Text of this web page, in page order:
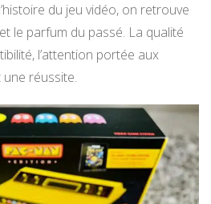
du jeu vidéo, on retrouve
le parfum du passé. La qualité
l’attention portée aux
réussite.